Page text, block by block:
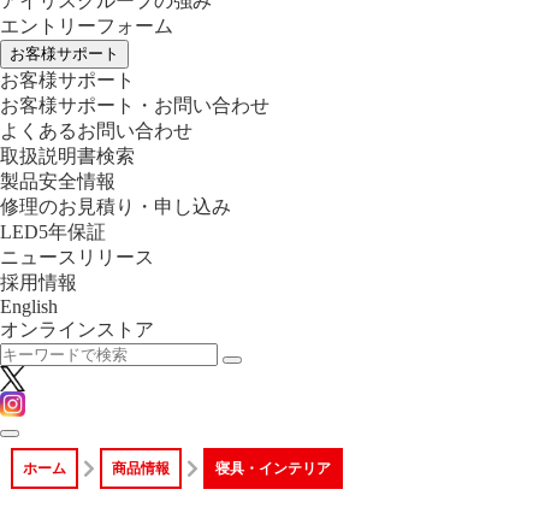
エントリーフォーム
お客様サポート
お客様サポート
お客様サポート・お問い合わせ
よくあるお問い合わせ
取扱説明書検索
製品安全情報
修理のお見積り・申し込み
LED5年保証
ニュースリリース
採用情報
English
オンラインストア
ホーム 商品情報 寝具・インテリア